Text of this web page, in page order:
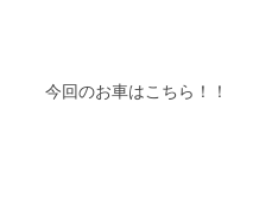
今回のお車はこちら！！